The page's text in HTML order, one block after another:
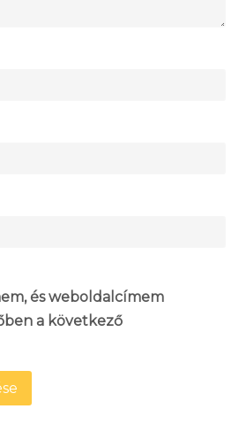
és weboldalcímem
a következő